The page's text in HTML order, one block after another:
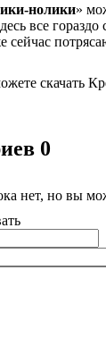
нолики»
все
сейчас
скачать
0
нет, но вы